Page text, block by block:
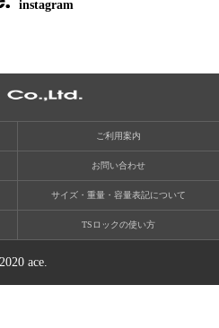
instagram
ご利用案内
お問い合わせ
サイズ・重量・容量表記について
TSロックの使い方
ace.